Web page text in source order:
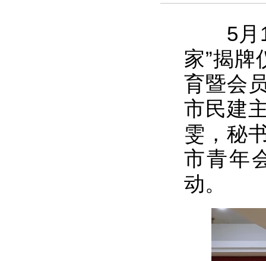
5月13
家”揭牌
育暨会
市民建
雯，秘
市青年
动。